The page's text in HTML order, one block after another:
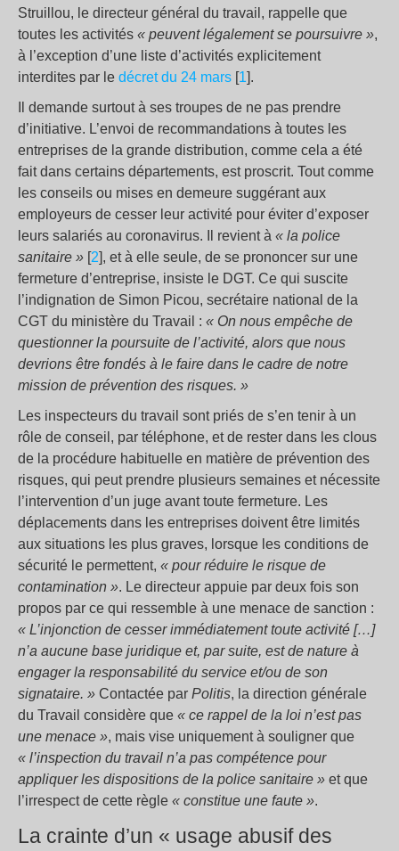
Struillou, le directeur général du travail, rappelle que
toutes les activités « peuvent légalement se poursuivre »,
à l’exception d’une liste d’activités explicitement
interdites par le décret du 24 mars [1].
Il demande surtout à ses troupes de ne pas prendre
d’initiative. L’envoi de recommandations à toutes les
entreprises de la grande distribution, comme cela a été
fait dans certains départements, est proscrit. Tout comme
les conseils ou mises en demeure suggérant aux
employeurs de cesser leur activité pour éviter d’exposer
leurs salariés au coronavirus. Il revient à « la police
sanitaire » [2], et à elle seule, de se prononcer sur une
fermeture d’entreprise, insiste le DGT. Ce qui suscite
l’indignation de Simon Picou, secrétaire national de la
CGT du ministère du Travail : « On nous empêche de
questionner la poursuite de l’activité, alors que nous
devrions être fondés à le faire dans le cadre de notre
mission de prévention des risques. »
Les inspecteurs du travail sont priés de s’en tenir à un
rôle de conseil, par téléphone, et de rester dans les clous
de la procédure habituelle en matière de prévention des
risques, qui peut prendre plusieurs semaines et nécessite
l’intervention d’un juge avant toute fermeture. Les
déplacements dans les entreprises doivent être limités
aux situations les plus graves, lorsque les conditions de
sécurité le permettent, « pour réduire le risque de
contamination ». Le directeur appuie par deux fois son
propos par ce qui ressemble à une menace de sanction :
« L’injonction de cesser immédiatement toute activité […]
n’a aucune base juridique et, par suite, est de nature à
engager la responsabilité du service et/ou de son
signataire. » Contactée par Politis, la direction générale
du Travail considère que « ce rappel de la loi n’est pas
une menace », mais vise uniquement à souligner que
« l’inspection du travail n’a pas compétence pour
appliquer les dispositions de la police sanitaire » et que
l’irrespect de cette règle « constitue une faute ».
La crainte d’un « usage abusif des